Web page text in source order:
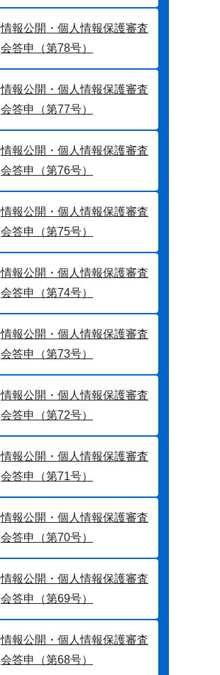
情報公開・個人情報保護審査
会答申（第78号）
情報公開・個人情報保護審査
会答申（第77号）
情報公開・個人情報保護審査
会答申（第76号）
情報公開・個人情報保護審査
会答申（第75号）
情報公開・個人情報保護審査
会答申（第74号）
情報公開・個人情報保護審査
会答申（第73号）
情報公開・個人情報保護審査
会答申（第72号）
情報公開・個人情報保護審査
会答申（第71号）
情報公開・個人情報保護審査
会答申（第70号）
情報公開・個人情報保護審査
会答申（第69号）
情報公開・個人情報保護審査
会答申（第68号）